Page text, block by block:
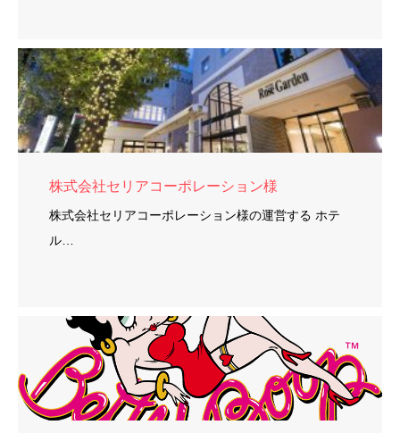
株式会社セリアコーポレーション様
株式会社セリアコーポレーション様の運営する ホテ
ル…